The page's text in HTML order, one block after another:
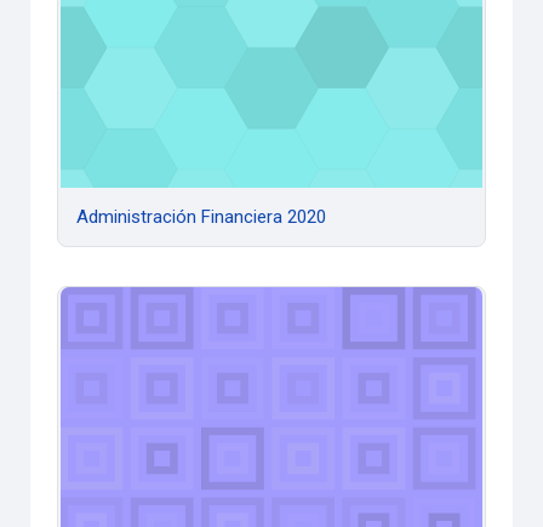
Administración Financiera 2020